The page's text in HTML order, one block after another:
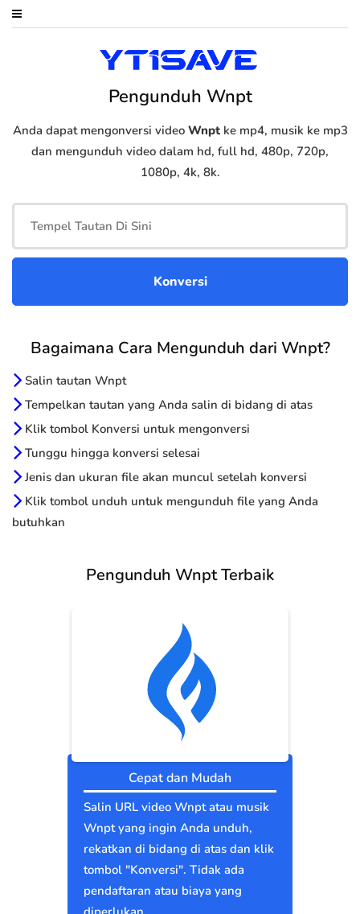
Pengunduh Wnpt
Anda dapat mengonversi video Wnptke mp4, musik ke mp3
dan mengunduh video dalam hd, full hd, 480p, 720p,
1080p, 4k, 8k.
Bagaimana Cara Mengunduh dari Wnpt?
Salin tautan Wnpt
Tempelkan tautan yang Anda salin di bidang di atas
Klik tombol Konversi untuk mengonversi
Tunggu hingga konversi selesai
Jenis dan ukuran file akan muncul setelah konversi
Klik tombol unduh untuk mengunduh file yang Anda
butuhkan
Pengunduh Wnpt Terbaik
Cepat dan Mudah
Salin URL video Wnpt atau musik
Wnpt yang ingin Anda unduh,
rekatkan di bidang di atas dan klik
tombol "Konversi". Tidak ada
pendaftaran atau biaya yang